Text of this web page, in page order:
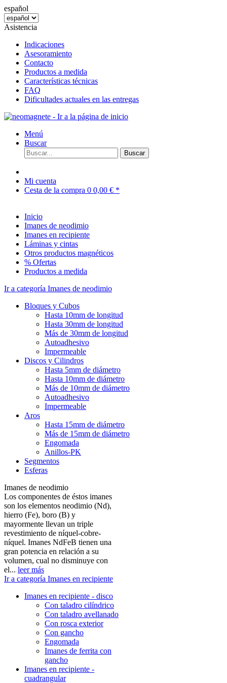
español
Asistencia
Indicaciones
Asesoramiento
Contacto
Productos a medida
Características técnicas
FAQ
Dificultades actuales en las entregas
Menú
Buscar
Buscar
Mi cuenta
Cesta de la compra 0 0,00 € *
Inicio
Imanes de neodimio
Imanes en recipiente
Láminas y cintas
Otros productos magnéticos
% Ofertas
Productos a medida
Ir a categoría Imanes de neodimio
Bloques y Cubos
Hasta 10mm de longitud
Hasta 30mm de longitud
Más de 30mm de longitud
Autoadhesivo
Impermeable
Discos y Cilindros
Hasta 5mm de diámetro
Hasta 10mm de diámetro
Más de 10mm de diámetro
Autoadhesivo
Impermeable
Aros
Hasta 15mm de diámetro
Más de 15mm de diámetro
Engomada
Anillos-PK
Segmentos
Esferas
Imanes de neodimio
Los componentes de éstos imanes
son los elementos neodimio (Nd),
hierro (Fe), boro (B) y
mayormente llevan un triple
revestimiento de níquel-cobre-
níquel. Imanes NdFeB tienen una
gran potencia en relación a su
volumen, cual no disminuye con
el... leer más
Ir a categoría Imanes en recipiente
Imanes en recipiente - disco
Con taladro cilíndrico
Con taladro avellanado
Con rosca exterior
Con gancho
Engomada
Imanes de ferrita con
gancho
Imanes en recipiente -
cuadrangular